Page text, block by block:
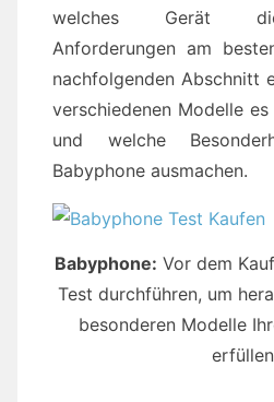
welches Gerät
Anforderungen am
nachfolgenden Abschnitt
verschiedenen Modelle
und welche
Babyphone ausmachen.
Babyphone: Vor dem
Test durchführen, um
besonderen Modelle